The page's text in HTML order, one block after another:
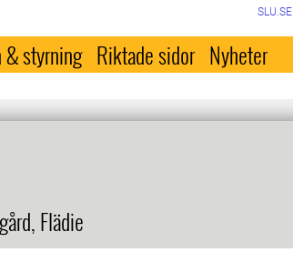
SLU.SE
& styrning Riktade sidor Nyheter
Flädie